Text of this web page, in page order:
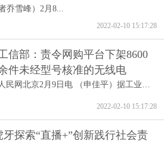
乔雪峰）2月8...
2022-02-10 15:17:28
信部：责令网购平台下架8600
件未经型号核准的无线电
人民网北京2月9日电 （申佳平）据工业和...
2022-02-10 15:17:28
探索“直播+”创新践行社会责